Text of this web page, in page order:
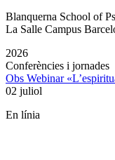
Blanquerna School of
La Salle Campus
2026
Conferències i jornades
Obs Webinar
02 juliol
En línia